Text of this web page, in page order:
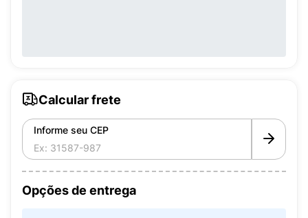
Calcular frete
Informe seu CEP
Opções de entrega